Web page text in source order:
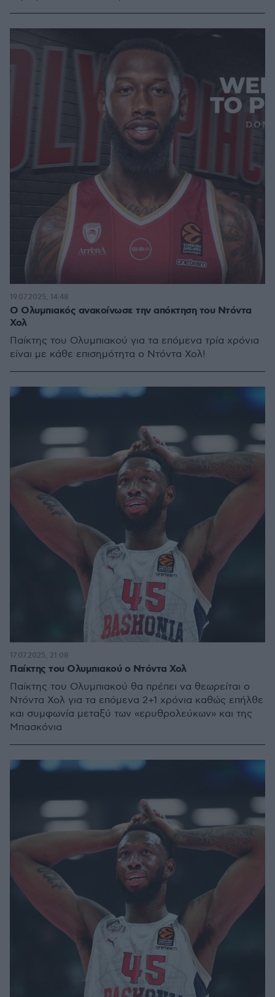
Ο Ολυμπιακός ανακοίνωσε την απόκτηση του Ντόντα
Χολ
Παίκτης του Ολυμπιακού για τα επόμενα τρία χρόνια
είναι με κάθε επισημότητα ο Ντόντα Χολ!
19.07.2025, 14:48
Παίκτης του Ολυμπιακού ο Ντόντα Χολ
Παίκτης του Ολυμπιακού θα πρέπει να θεωρείται ο
Ντόντα Χολ για τα επόμενα 2+1 χρόνια καθώς επήλθε
και συμφωνία μεταξύ των «ερυθρολεύκων» και της
Μπασκόνια
17.07.2025, 21:08